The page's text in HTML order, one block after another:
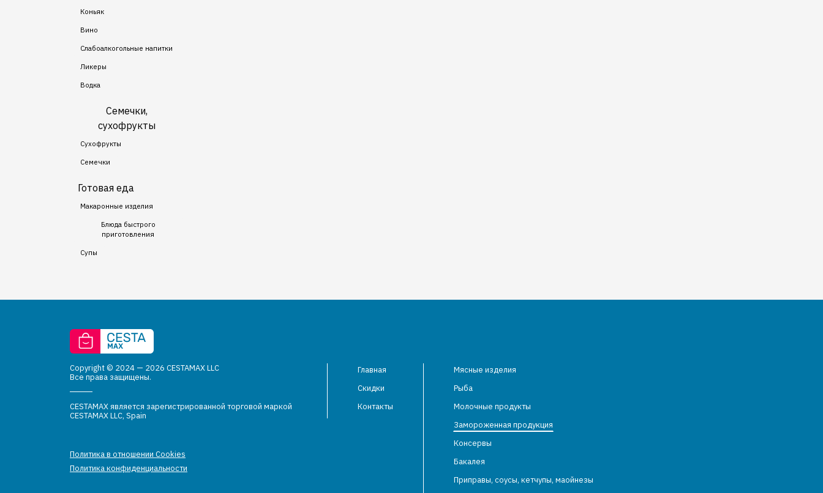
Коньяк
Вино
Слабоалкогольные напитки
Ликеры
Водка
Семечки,
сухофрукты
Сухофрукты
Семечки
Готовая еда
Макаронные изделия
Блюда быстрого
приготовления
Супы
Copyright © 2024 — 2026 CESTAMAX LLC
Все права защищены.
CESTAMAX является зарегистрированной торговой маркой
CESTAMAX LLC, Spain
Политика в отношении Cookies
Политика конфиденциальности
Главная
Скидки
Контакты
Мясные изделия
Рыба
Молочные продукты
Замороженная продукция
Консервы
Бакалея
Приправы, соусы, кетчупы, маойнезы